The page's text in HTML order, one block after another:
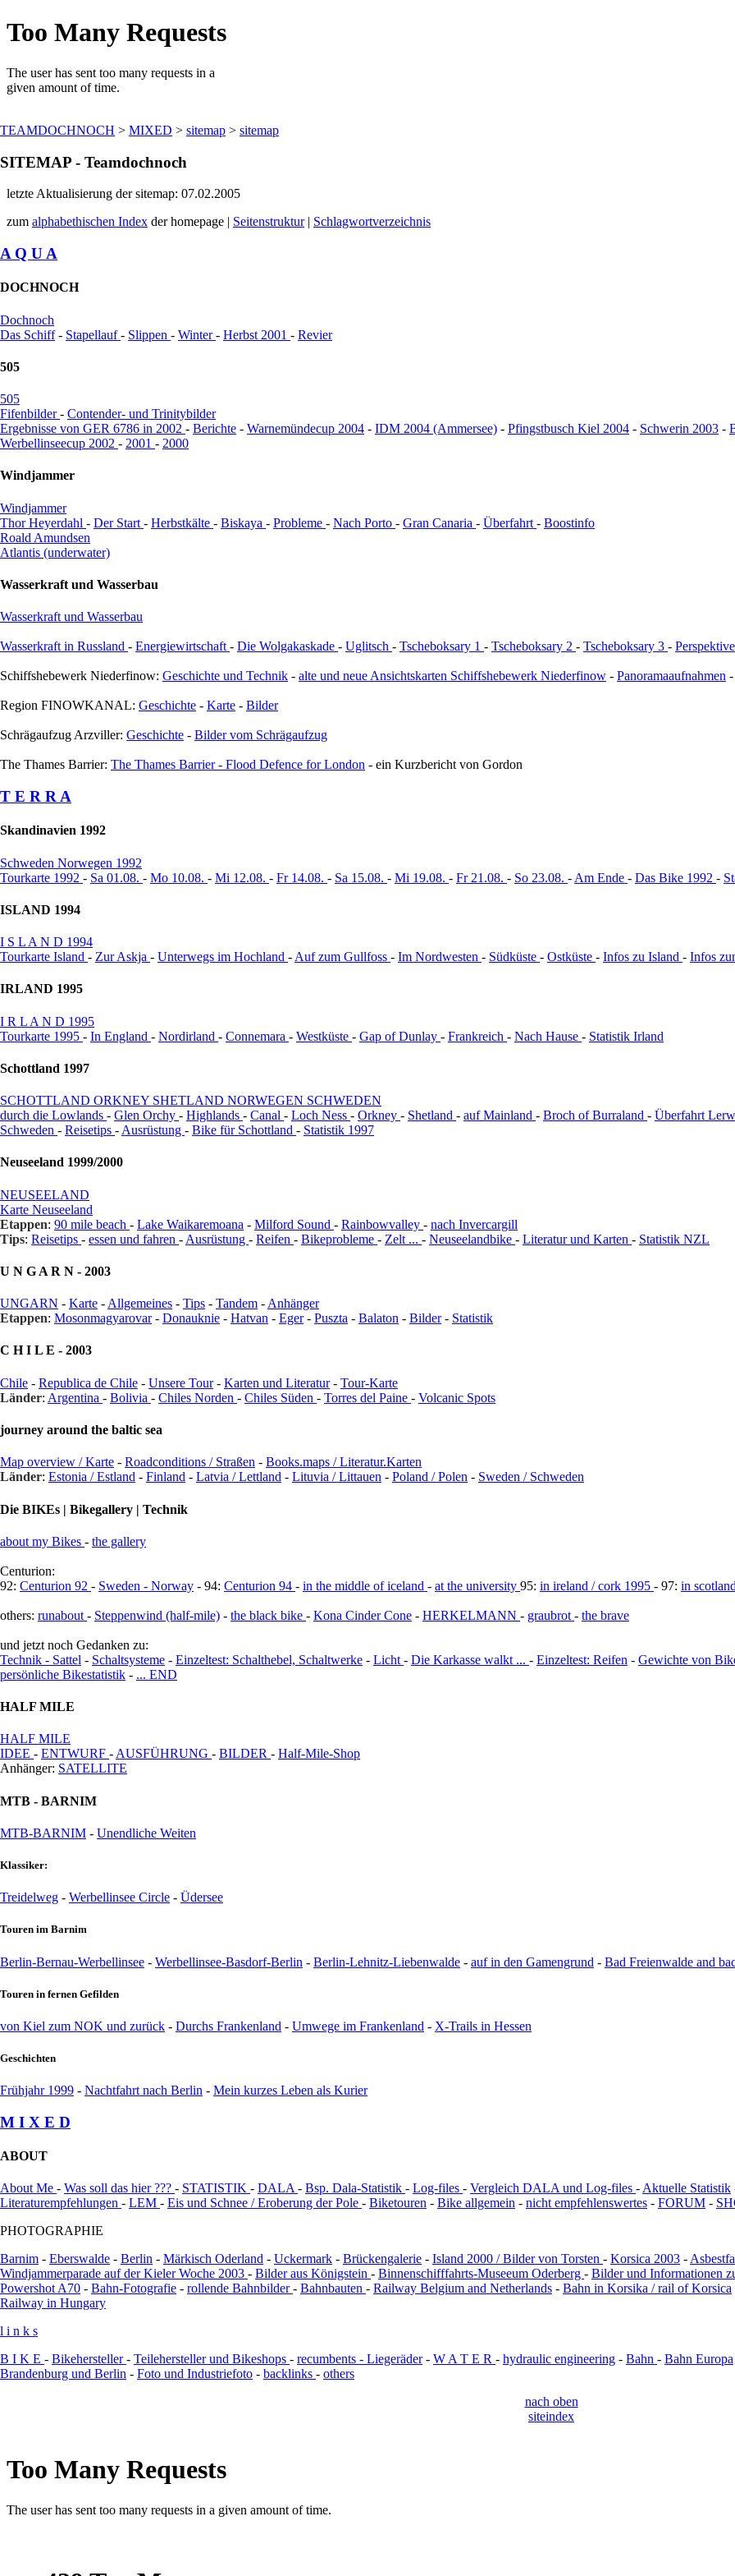
TEAMDOCHNOCH > MIXED > sitemap > sitemap
SITEMAP - Teamdochnoch
letzte Aktualisierung der sitemap: 07.02.2005
zum alphabethischen Index der homepage | Seitenstruktur| Schlagwortverzeichnis
A Q U A
DOCHNOCH
Dochnoch
Das Schiff- Stapellauf- Slippen - Winter- Herbst 2001 - Revier
505
505
Fifenbilder- Contender- und Trinitybilder
Ergebnisse von GER 6786 in 2002 - Berichte - Warnemündecup 2004 - IDM 2004 (Ammersee) - Pfingstbusch Kiel 2004 - Schwerin 2003 -
Werbellinseecup 2002 - 2001 - 2000
Windjammer
Windjammer
Thor Heyerdahl - Der Start - Herbstkälte - Biskaya - Probleme - Nach Porto - Gran Canaria - Überfahrt - Boostinfo
Roald Amundsen
Atlantis (underwater)
Wasserkraft und Wasserbau
Wasserkraft und Wasserbau
Wasserkraft in Russland - Energiewirtschaft - Die Wolgakaskade - Uglitsch - Tscheboksary 1 - Tscheboksary 2 - Tscheboksary 3 -
Schiffshebewerk Niederfinow: Geschichte und Technik - alte und neue Ansichtskarten Schiffshebewerk Niederfinow - Panoramaaufnahmen -
Region FINOWKANAL: Geschichte - Karte - Bilder
Schrägaufzug Arzviller: Geschichte - Bilder vom Schrägaufzug
The Thames Barrier: The Thames Barrier - Flood Defence for London - ein Kurzbericht von Gordon
T E R R A
Skandinavien 1992
Schweden Norwegen 1992
Tourkarte 1992 - Sa 01.08. - Mo 10.08. - Mi 12.08. - Fr 14.08. - Sa 15.08. - Mi 19.08. - Fr 21.08. - So 23.08. - Am Ende - Das Bike 1992 -
ISLAND 1994
I S L A N D 1994
Tourkarte Island - Zur Askja - Unterwegs im Hochland - Auf zum Gullfoss - Im Nordwesten - Südküste - Ostküste - Infos zu Island - Infos
IRLAND 1995
I R L A N D 1995
Tourkarte 1995 - In England - Nordirland - Connemara - Westküste - Gap of Dunlay - Frankreich - Nach Hause - Statistik Irland
Schottland 1997
SCHOTTLAND ORKNEY SHETLAND NORWEGEN SCHWEDEN
durch die Lowlands - Glen Orchy - Highlands - Canal - Loch Ness - Orkney - Shetland - auf Mainland - Broch of Burraland - Überfahrt
Schweden - Reisetips - Ausrüstung - Bike für Schottland - Statistik 1997
Neuseeland 1999/2000
NEUSEELAND
Karte Neuseeland
Etappen: 90 mile beach - Lake Waikaremoana - Milford Sound - Rainbowvalley - nach Invercargill
Tips: Reisetips - essen und fahren - Ausrüstung - Reifen - Bikeprobleme - Zelt ... - Neuseelandbike - Literatur und Karten - Statistik NZL
U N G A R N - 2003
UNGARN - Karte - Allgemeines - Tips - Tandem - Anhänger
Etappen: Mosonmagyarovar- Donauknie - Hatvan - Eger- Puszta - Balaton - Bilder- Statistik
C H I L E - 2003
Chile - Republica de Chile - Unsere Tour- Karten und Literatur- Tour-Karte
Länder: Argentina - Bolivia - Chiles Norden - Chiles Süden - Torres del Paine - Volcanic Spots
journey around the baltic sea
Map overview / Karte - Roadconditions / Straßen - Books.maps / Literatur.Karten
Länder: Estonia / Estland - Finland - Latvia / Lettland - Lituvia / Littauen - Poland / Polen - Sweden / Schweden
Die BIKEs | Bikegallery | Technik
about my Bikes - the gallery
Centurion:
92: Centurion 92 - Sweden - Norway - 94: Centurion 94 - in the middle of iceland - at the university 95: in ireland / cork 1995 - 97: in
others: runabout - Steppenwind (half-mile) - the black bike - Kona Cinder Cone - HERKELMANN - graubrot - the brave
und jetzt noch Gedanken zu:
Technik - Sattel - Schaltsysteme - Einzeltest: Schalthebel, Schaltwerke - Licht - Die Karkasse walkt ... - Einzeltest: Reifen - Gewichte von
persönliche Bikestatistik - ... END
HALF MILE
HALF MILE
IDEE - ENTWURF - AUSFÜHRUNG - BILDER - Half-Mile-Shop
Anhänger: SATELLITE
MTB - BARNIM
MTB-BARNIM - Unendliche Weiten
Klassiker:
Treidelweg - Werbellinsee Circle - Üdersee
Touren im Barnim
Berlin-Bernau-Werbellinsee - Werbellinsee-Basdorf-Berlin - Berlin-Lehnitz-Liebenwalde - auf in den Gamengrund - Bad Freienwalde and
Touren in fernen Gefilden
von Kiel zum NOK und zurück - Durchs Frankenland - Umwege im Frankenland - X-Trails in Hessen
Geschichten
Frühjahr 1999 - Nachtfahrt nach Berlin - Mein kurzes Leben als Kurier
M I X E D
ABOUT
About Me - Was soll das hier ??? - STATISTIK - DALA- Bsp. Dala-Statistik - Log-files - Vergleich DALA und Log-files -Aktuelle Statistik
Literaturempfehlungen - LEM - Eis und Schnee / Eroberung der Pole - Biketouren - Bike allgemein - nicht empfehlenswertes - FORUM -
PHOTOGRAPHIE
Barnim - Eberswalde - Berlin - Märkisch Oderland - Uckermark - Brückengalerie - Island 2000 / Bilder von Torsten - Korsica 2003 -
Windjammerparade auf der Kieler Woche 2003 - Bilder aus Königstein - Binnenschifffahrts-Museeum Oderberg - Bilder und Informationen
Powershot A70 - Bahn-Fotografie - rollende Bahnbilder- Bahnbauten - Railway Belgium and Netherlands - Bahn in Korsika / rail of Korsica
Railway in Hungary
l i n k s
B I K E - Bikehersteller- Teilehersteller und Bikeshops - recumbents - Liegeräder- W A T E R - hydraulic engineering - Bahn - Bahn Europa
Brandenburg und Berlin - Foto und Industriefoto - backlinks - others
nach oben
siteindex